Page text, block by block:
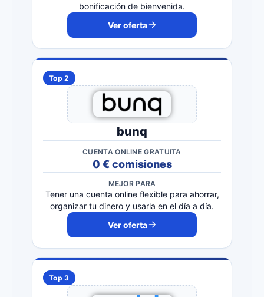
bonificación de bienvenida.
Ver oferta
Top 2
bunq
CUENTA ONLINE GRATUITA
0 € comisiones
MEJOR PARA
Tener una cuenta online flexible para ahorrar,
organizar tu dinero y usarla en el día a día.
Ver oferta
Top 3